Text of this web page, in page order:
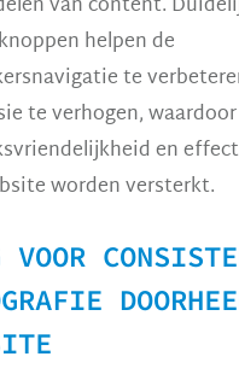
helpen de
te
te verhogen,
en
worden versterkt.
VOOR